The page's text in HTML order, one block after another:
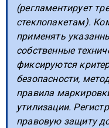
(регламентирует
стеклопакетам).
применять
собственные
фиксируются
безопасности,
правила
утилизации.
правовую защиту